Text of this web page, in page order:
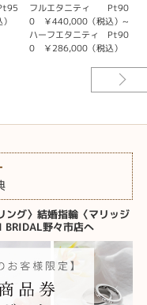
フルエタニティ Pt90
0 ￥440,000（税込）~
ハーフエタニティ Pt90
0 ￥286,000（税込）
ング〉結婚指輪〈マリッジ
BRIDAL野々市店へ